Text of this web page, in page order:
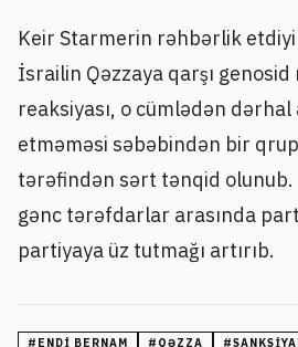
Keir Starmerin rəhbərlik etdiyi
İsrailin Qəzzaya qarşı
reaksiyası, o cümlədən
etməməsi səbəbindən bir
tərəfindən sərt tənqid olunub.
gənc tərəfdarlar arasında
partiyaya üz tutmağı artırıb.
# ENDI BERNAM # QƏZZA #